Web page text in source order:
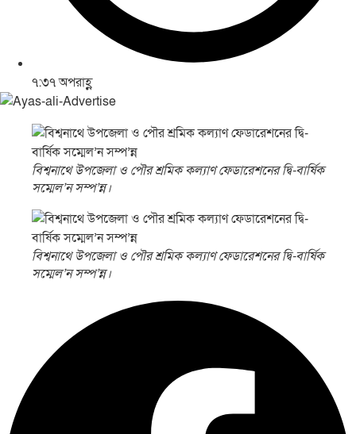
৭:৩৭ অপরাহ্ণ
বিশ্বনাথে উপজেলা ও পৌর শ্রমিক কল্যাণ ফেডারেশনের দ্বি-বার্ষিক
সম্মেল’ন সম্প’ন্ন।
বিশ্বনাথে উপজেলা ও পৌর শ্রমিক কল্যাণ ফেডারেশনের দ্বি-বার্ষিক
সম্মেল’ন সম্প’ন্ন।